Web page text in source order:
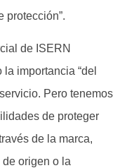
protección”.
de ISERN
importancia “del
Pero tenemos
de proteger
de la marca,
origen o la